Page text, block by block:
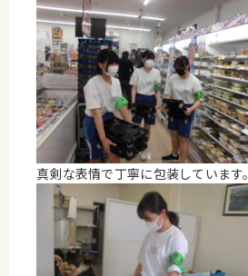
真剣な表情で丁寧に包装しています。